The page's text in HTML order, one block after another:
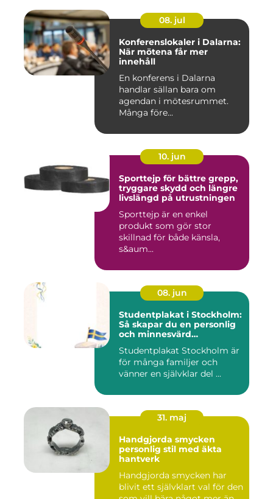
08. jul
Konferenslokaler i Dalarna:
När mötena får mer
innehåll
En konferens i Dalarna
handlar sällan bara om
agendan i mötesrummet.
Många före...
10. jun
Sporttejp för bättre grepp,
tryggare skydd och längre
livslängd på utrustningen
Sporttejp är en enkel
produkt som gör stor
skillnad för både känsla,
s&aum...
08. jun
Studentplakat i Stockholm:
Så skapar du en personlig
och minnesvärd
Studentplakat Stockholm är
för många familjer och
vänner en självklar del ...
31. maj
Handgjorda smycken
personlig stil med äkta
hantverk
Handgjorda smycken har
blivit ett självklart val för den